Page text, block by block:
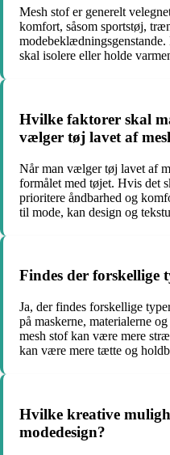
Mesh stof er generelt
komfort, såsom sportstøj,
skal isolere eller holde
Hvilke faktorer skal
vælger tøj lavet af
Når man vælger tøj lavet af
formålet med tøjet. Hvis det
prioritere åndbarhed og
til mode, kan design og
Findes der forskellige
Ja, der findes forskellige
på maskerne, materialerne
mesh stof kan være mere
kan være mere tætte og
Hvilke kreative
modedesign?